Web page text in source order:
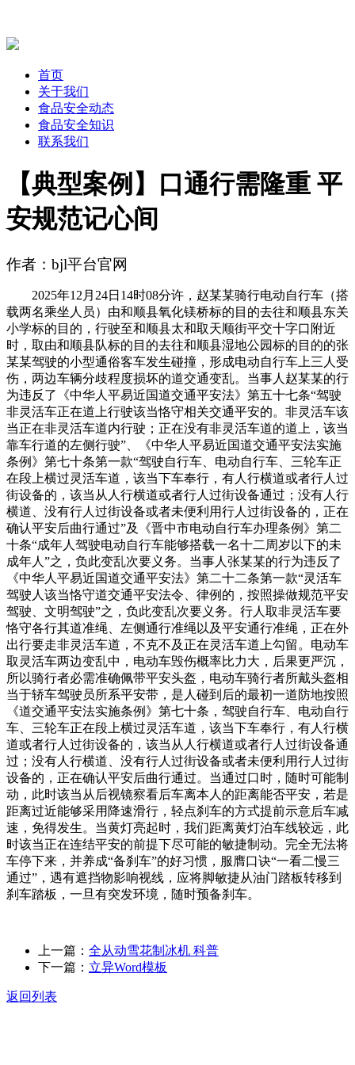
首页
关于我们
食品安全动态
食品安全知识
联系我们
【典型案例】口通行需隆重 平
安规范记心间
作者：bjl平台官网
2025年12月24日14时08分许，赵某某骑行电动自行车（搭
载两名乘坐人员）由和顺县氧化镁桥标的目的去往和顺县东关
小学标的目的，行驶至和顺县太和取天顺街平交十字口附近
时，取由和顺县队标的目的去往和顺县湿地公园标的目的的张
某某驾驶的小型通俗客车发生碰撞，形成电动自行车上三人受
伤，两边车辆分歧程度损坏的道交通变乱。当事人赵某某的行
为违反了《中华人平易近国道交通平安法》第五十七条“驾驶
非灵活车正在道上行驶该当恪守相关交通平安的。非灵活车该
当正在非灵活车道内行驶；正在没有非灵活车道的道上，该当
靠车行道的左侧行驶”、《中华人平易近国道交通平安法实施
条例》第七十条第一款“驾驶自行车、电动自行车、三轮车正
在段上横过灵活车道，该当下车奉行，有人行横道或者行人过
街设备的，该当从人行横道或者行人过街设备通过；没有人行
横道、没有行人过街设备或者未便利用行人过街设备的，正在
确认平安后曲行通过”及《晋中市电动自行车办理条例》第二
十条“成年人驾驶电动自行车能够搭载一名十二周岁以下的未
成年人”之，负此变乱次要义务。当事人张某某的行为违反了
《中华人平易近国道交通平安法》第二十二条第一款“灵活车
驾驶人该当恪守道交通平安法令、律例的，按照操做规范平安
驾驶、文明驾驶”之，负此变乱次要义务。行人取非灵活车要
恪守各行其道准绳、左侧通行准绳以及平安通行准绳，正在外
出行要走非灵活车道，不克不及正在灵活车道上勾留。电动车
取灵活车两边变乱中，电动车毁伤概率比力大，后果更严沉，
所以骑行者必需准确佩带平安头盔，电动车骑行者所戴头盔相
当于轿车驾驶员所系平安带，是人碰到后的最初一道防地按照
《道交通平安法实施条例》第七十条，驾驶自行车、电动自行
车、三轮车正在段上横过灵活车道，该当下车奉行，有人行横
道或者行人过街设备的，该当从人行横道或者行人过街设备通
过；没有人行横道、没有行人过街设备或者未便利用行人过街
设备的，正在确认平安后曲行通过。当通过口时，随时可能制
动，此时该当从后视镜察看后车离本人的距离能否平安，若是
距离过近能够采用降速滑行，轻点刹车的方式提前示意后车减
速，免得发生。当黄灯亮起时，我们距离黄灯泊车线较远，此
时该当正在连结平安的前提下尽可能的敏捷制动。完全无法将
车停下来，并养成“备刹车”的好习惯，服膺口诀“一看二慢三
通过”，遇有遮挡物影响视线，应将脚敏捷从油门踏板转移到
刹车踏板，一旦有突发环境，随时预备刹车。
上一篇： 全从动雪花制冰机 科普
下一篇： 立异Word模板
返回列表